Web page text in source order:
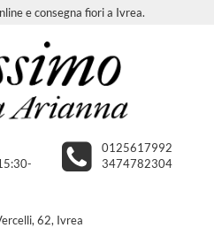
e consegna fiori a Ivrea.
0125617992
3474782304
62, Ivrea